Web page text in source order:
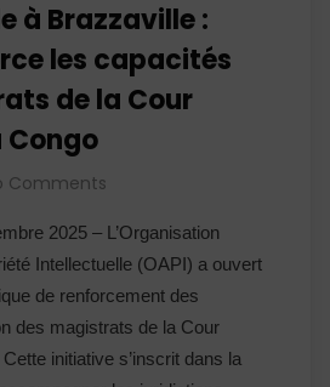
à Brazzaville :
les capacités
de la Cour
Congo
Comments
2025 – L’Organisation
Intellectuelle (OAPI) a ouvert
de renforcement des
des magistrats de la Cour
initiative s’inscrit dans la